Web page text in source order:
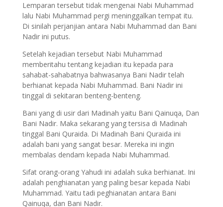
Lemparan tersebut tidak mengenai Nabi Muhammad
lalu Nabi Muhammad pergi meninggalkan tempat itu.
Di sinilah perjanjian antara Nabi Muhammad dan Bani
Nadir ini putus.
Setelah kejadian tersebut Nabi Muhammad
memberitahu tentang kejadian itu kepada para
sahabat-sahabatnya bahwasanya Bani Nadir telah
berhianat kepada Nabi Muhammad. Bani Nadir ini
tinggal di sekitaran benteng-benteng.
Bani yang di usir dari Madinah yaitu Bani Qainuqa, Dan
Bani Nadir. Maka sekarang yang tersisa di Madinah
tinggal Bani Quraida. Di Madinah Bani Quraida ini
adalah bani yang sangat besar. Mereka ini ingin
membalas dendam kepada Nabi Muhammad.
Sifat orang-orang Yahudi ini adalah suka berhianat. Ini
adalah penghianatan yang paling besar kepada Nabi
Muhammad. Yaitu tadi peghianatan antara Bani
Qainuqa, dan Bani Nadir.